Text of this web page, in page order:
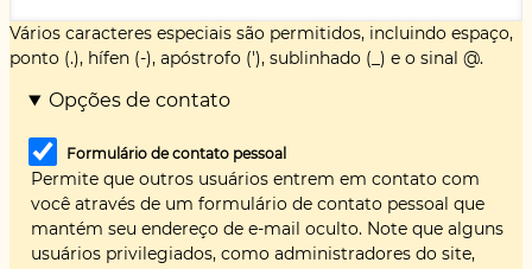
Vários caracteres especiais são permitidos, incluindo espaço,
ponto (.), hífen (-), apóstrofo ('), sublinhado (_) e o sinal @.
Opções de contato
Formulário de contato pessoal
Permite que outros usuários entrem em contato com
você através de um formulário de contato pessoal que
mantém seu endereço de e-mail oculto. Note que alguns
usuários privilegiados, como administradores do site,